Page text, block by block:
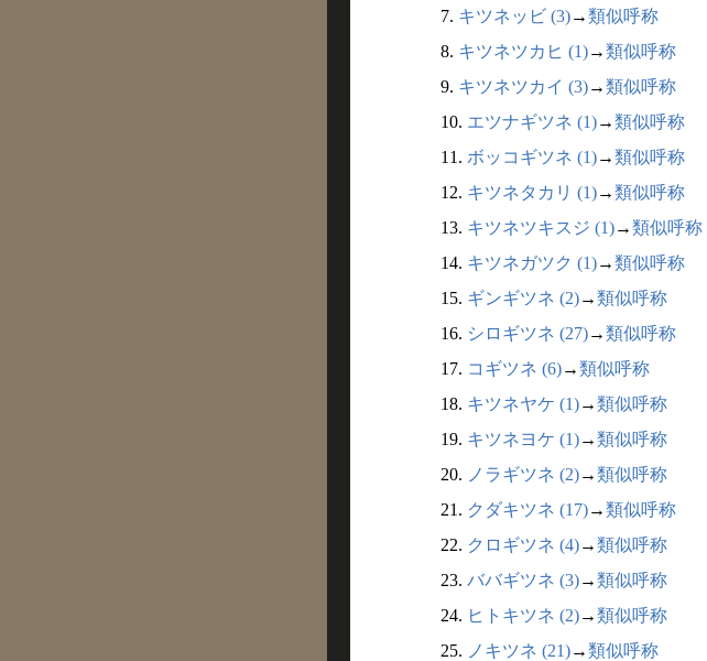
7. キツネッビ (3)→類似呼称
8. キツネツカヒ (1)→類似呼称
9. キツネツカイ (3)→類似呼称
10. エツナギツネ (1)→類似呼称
11. ボッコギツネ (1)→類似呼称
12. キツネタカリ (1)→類似呼称
13. キツネツキスジ (1)→類似呼称
14. キツネガツク (1)→類似呼称
15. ギンギツネ (2)→類似呼称
16. シロギツネ (27)→類似呼称
17. コギツネ (6)→類似呼称
18. キツネヤケ (1)→類似呼称
19. キツネヨケ (1)→類似呼称
20. ノラギツネ (2)→類似呼称
21. クダキツネ (17)→類似呼称
22. クロギツネ (4)→類似呼称
23. ババギツネ (3)→類似呼称
24. ヒトキツネ (2)→類似呼称
25. ノキツネ (21)→類似呼称